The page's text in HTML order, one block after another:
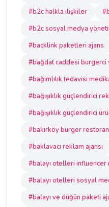
#b2c halkla ilişkiler
#b2c sosyal medya
#backlink paketleri ajans
#bağdat caddesi burgerci
#bağımlılık tedavisi
#bağışıklık güçlendirici
#bağışıklık güçlendirici
#bakırköy burger
#baklavacı reklam ajansı
#balayı otelleri influencer
#balayı otelleri sosyal
#balayı ve düğün paketi